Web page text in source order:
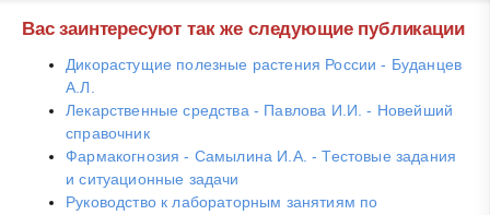
Вас заинтересуют так же следующие публикации
Дикорастущие полезные растения России - Буданцев
А.Л.
Лекарственные средства - Павлова И.И. - Новейший
справочник
Фармакогнозия - Самылина И.А. - Тестовые задания
и ситуационные задачи
Руководство к лабораторным занятиям по